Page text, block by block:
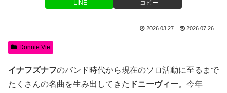
LINE コピー
2026.03.27 2026.07.26
Donnie Vie
イナフズナフのバンド時代から現在のソロ活動に至るまで
たくさんの名曲を生み出してきた ドニーヴィー。今年